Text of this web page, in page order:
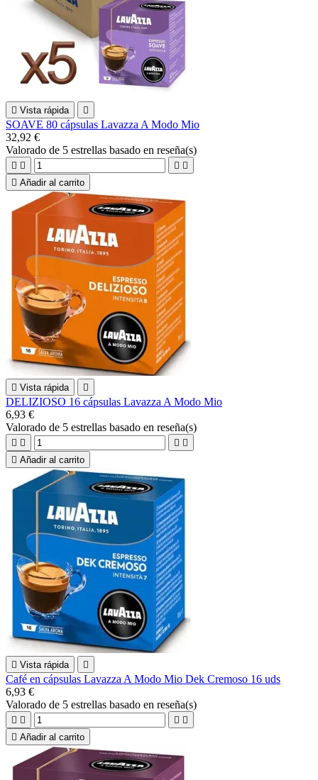
 Vista rápida 
SOAVE 80 cápsulas Lavazza A Modo Mio
32,92 €
Valorado de 5 estrellas basado en reseña(s)
   
 Añadir al carrito
 Vista rápida 
DELIZIOSO 16 cápsulas Lavazza A Modo Mio
6,93 €
Valorado de 5 estrellas basado en reseña(s)
   
 Añadir al carrito
 Vista rápida 
Café en cápsulas Lavazza A Modo Mio Dek Cremoso 16 uds
6,93 €
Valorado de 5 estrellas basado en reseña(s)
   
 Añadir al carrito